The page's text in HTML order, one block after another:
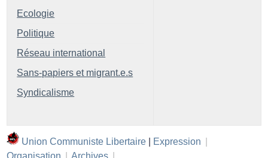
Ecologie
Politique
Réseau international
Sans-papiers et migrant.e.s
Syndicalisme
Union Communiste Libertaire Expression
Organisation
Archives